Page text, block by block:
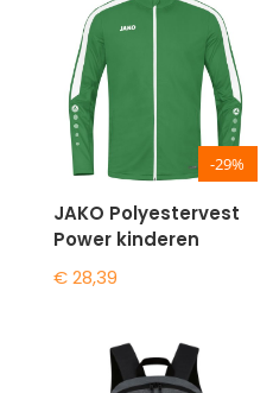
-29%
JAKO Polyestervest
Power kinderen
€28,39